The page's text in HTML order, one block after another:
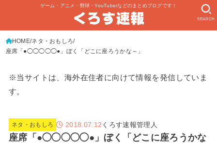
ゲーム・アニメ・野球・YouTuberなどのまとめブログです！
SEARCH
HOME ネタ・おもしろ
座席「●◯◯◯◯◯●」ぼく「どこに座ろうかな～」
※当サイトは、海外在住者に向けて情報を発信していま
す。
ネタ・おもしろ 2018.07.12 くろす速報管理人
座席「●◯◯◯◯◯●」ぼく「どこに座ろうかな